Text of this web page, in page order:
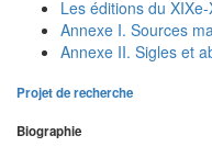
Les éditions du
Annexe I. Sources
Annexe II. Sigles et
Projet de recherche
Biographie